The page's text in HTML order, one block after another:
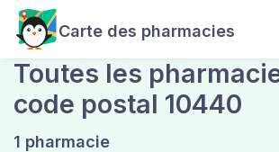
Carte des pharmacies
Toutes les
code postal 10440
1 pharmacie